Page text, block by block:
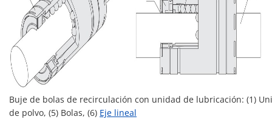
Buje de bolas de recirculación con unidad de lubricación: (1)
de polvo, (5) Bolas, (6) Eje lineal